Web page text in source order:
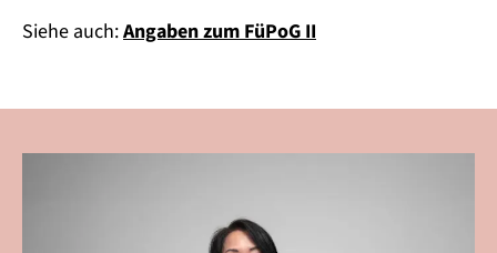
Siehe auch:Angaben zum FüPoG II